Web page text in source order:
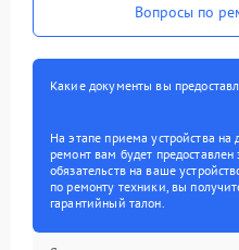
Вопросы по
Какие документы вы
На этапе приема устройства
ремонт вам будет
обязательств на ваше
по ремонту техники, вы
гарантийный талон.